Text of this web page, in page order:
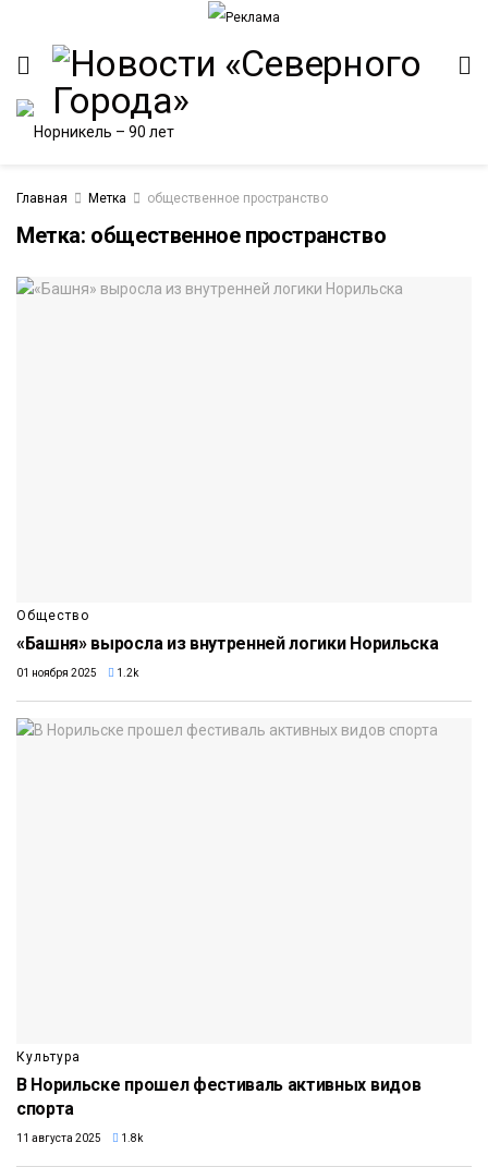
Главная Метка общественное пространство
Метка: общественное пространство
Общество
«Башня» выросла из внутренней логики Норильска
01 ноября 2025 1.2k
Культура
В Норильске прошел фестиваль активных видов
спорта
11 августа 2025 1.8k